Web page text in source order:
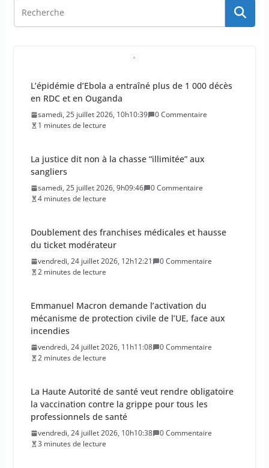
L’épidémie d’Ebola a entraîné plus de 1 000 décès
en RDC et en Ouganda
samedi, 25 juillet 2026, 10h10:39
0 Commentaire
1 minutes de lecture
La justice dit non à la chasse “illimitée” aux
sangliers
samedi, 25 juillet 2026, 9h09:46
0 Commentaire
4 minutes de lecture
Doublement des franchises médicales et hausse
du ticket modérateur
vendredi, 24 juillet 2026, 12h12:21
0 Commentaire
2 minutes de lecture
Emmanuel Macron demande l’activation du
mécanisme de protection civile de l’UE, face aux
incendies
vendredi, 24 juillet 2026, 11h11:08
0 Commentaire
2 minutes de lecture
La Haute Autorité de santé veut rendre obligatoire
la vaccination contre la grippe pour tous les
professionnels de santé
vendredi, 24 juillet 2026, 10h10:38
0 Commentaire
3 minutes de lecture